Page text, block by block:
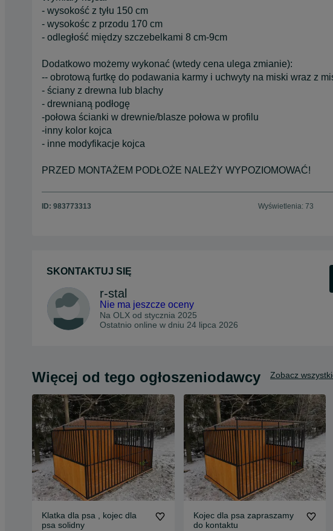
- wysokość z tyłu 150 cm
- wysokośc z przodu 170 cm
- odległość między szczebelkami 8 cm-9cm
Dodatkowo możemy wykonać (wtedy cena ulega zmianie):
-- obrotową furtkę do podawania karmy i uchwyty na miski wraz z
- ściany z drewna lub blachy
- drewnianą podłogę
-połowa ścianki w drewnie/blasze połowa w profilu
-inny kolor kojca
- inne modyfikacje kojca
PRZED MONTAŻEM PODŁOŻE NALEŻY WYPOZIOMOWAĆ!
ID: 983773313 Wyświetlenia: 73
SKONTAKTUJ SIĘ
r-stal
Nie ma jeszcze oceny
Na OLX od stycznia 2025
Ostatnio online w dniu 24 lipca 2026
Więcej od tego ogłoszeniodawcy Zobacz
Klatka dla psa , kojec dla
psa solidny
Kojec dla psa zapraszamy
do kontaktu